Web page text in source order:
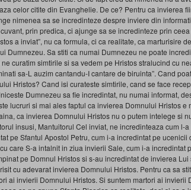
celor citite din Evanghelie. De ce? Pentru ca invierea
nimenea sa se incredinteze despre inviere din
prin predica, ci ajunge sa se incredinteze prin
a inviat”, nu ca formula, ci ca realitate, ca marturisire
Dumnezeu. Sa stiti ca numai Dumnezeu ne poate
ne curatim simtirile si sa vedem pe Hristos stralucind cu
sa-L auzim cantandu-I cantare de biruinta”. Cand
Hristos? Cand isi curateste simtirile, cand se face
Dumnezeu sa fie incredintat, nu numai informat,
lucruri si mai ales faptul ca invierea Domnului Hristos e
ca invierea Domnului Hristos nu o putem intelege si
insusi, Mantuitorul Cel inviat, ne incredinteaza cum l-
pe Sfantul Apostol Petru, cum i-a incredintat pe
care S-a intalnit in ziua invierii Sale, cum i-a incredintat
pe Domnul Hristos si s-au incredintat de invierea
cu adevarat invierea Domnului Hristos. Pentru ca sa
ai invierii Domnului Hristos. Si suntem martori ai invierii